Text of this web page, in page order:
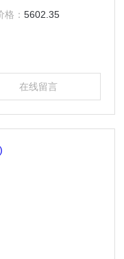
格： 5602.35
在线留言